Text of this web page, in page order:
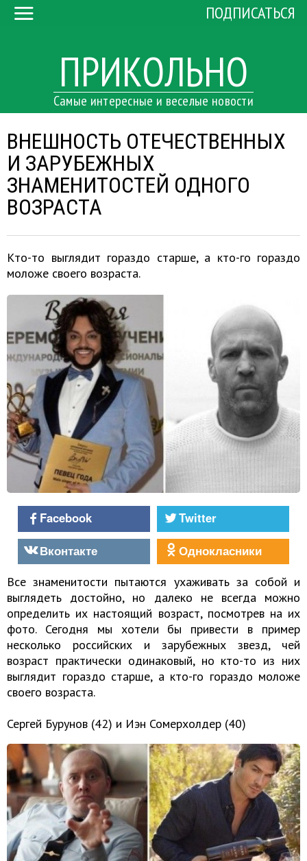
ПРИКОЛЬНО
Самые интересные и веселые новости
ПОДПИСАТЬСЯ
ВНЕШНОСТЬ ОТЕЧЕСТВЕННЫХ
И ЗАРУБЕЖНЫХ
ЗНАМЕНИТОСТЕЙ ОДНОГО
ВОЗРАСТА
Кто-то выглядит гораздо старше, а кто-го гораздо
моложе своего возраста.
Facebook
Twitter
Вконтакте
Однокласники
Все знаменитости пытаются ухаживать за собой и
выглядеть достойно, но далеко не всегда можно
определить их настоящий возраст, посмотрев на их
фото. Сегодня мы хотели бы привести в пример
несколько российских и зарубежных звезд, чей
возраст практически одинаковый, но кто-то из них
выглядит гораздо старше, а кто-го гораздо моложе
своего возраста.
Сергей Бурунов (42) и Иэн Сомерхолдер (40)